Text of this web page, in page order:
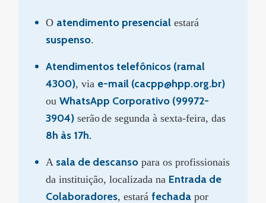
O atendimento presencial estará
suspenso.
Atendimentos telefônicos (ramal
4300), via e-mail (cacpp@hpp.org.br)
ouWhatsApp Corporativo (99972-
3904) serãode segunda à sexta-feira, das
8h às 17h.
A sala de descanso para os profissionais
da instituição, localizada na Entrada de
Colaboradores, estaráfechada por